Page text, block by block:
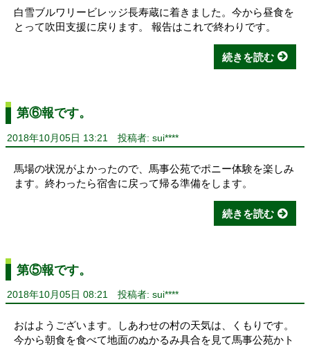
白雪ブルワリービレッジ長寿蔵に着きました。今から昼食を
とって吹田支援に戻ります。 報告はこれで終わりです。
続きを読む
第⑥報です。
2018年10月05日 13:21 投稿者: sui****
馬場の状況がよかったので、馬事公苑でポニー体験を楽しみ
ます。終わったら宿舎に戻って帰る準備をします。
続きを読む
第⑤報です。
2018年10月05日 08:21 投稿者: sui****
おはようございます。しあわせの村の天気は、くもりです。
今から朝食を食べて地面のぬかるみ具合を見て馬事公苑かト